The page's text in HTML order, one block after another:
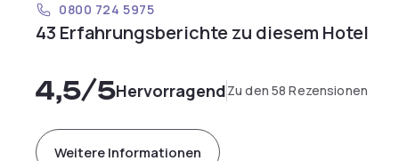
0800 724 5975
43 Erfahrungsberichte zu diesem Hotel
4,5/5HervorragendZu den 58 Rezensionen
Weitere Informationen